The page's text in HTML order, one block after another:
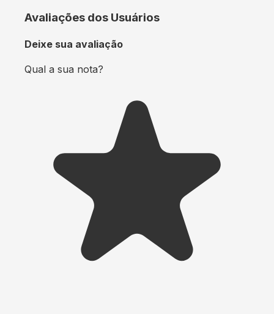
Avaliações dos Usuários
Deixe sua avaliação
Qual a sua nota?